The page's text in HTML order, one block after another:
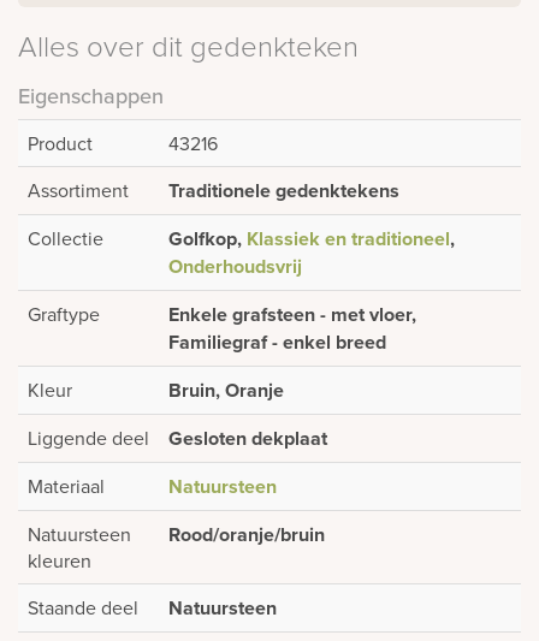
Alles over dit gedenkteken
Eigenschappen
Product
43216
Assortiment
Traditionele gedenktekens
Collectie Golfkop, Klassiek en traditioneel,
Onderhoudsvrij
Graftype
Enkele grafsteen - met vloer,
Familiegraf - enkel breed
Kleur Bruin, Oranje
Liggende deel Gesloten dekplaat
Materiaal Natuursteen
Natuursteen
kleuren
Rood/oranje/bruin
Staande deel Natuursteen